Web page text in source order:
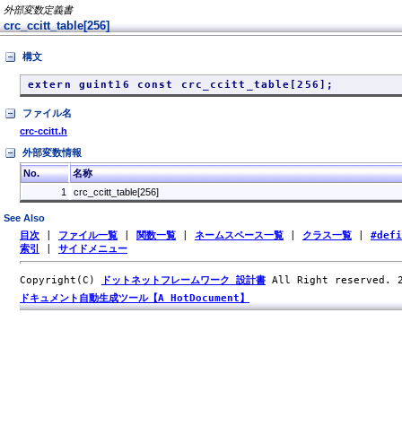
外部変数定義書
crc_ccitt_table[256]
構文
extern guint16 const crc_ccitt_table[256];
ファイル名
crc-ccitt.h
外部変数情報
No.
名称
1
crc_ccitt_table[256]
See Also
目次 ファイル一覧 関数一覧 ネームスペース一覧 クラス一覧
索引
サイドメニュー
Copyright(C) ドットネットフレームワーク 設計書 All Right reserved.
ドキュメント自動生成ツール【A HotDocument】